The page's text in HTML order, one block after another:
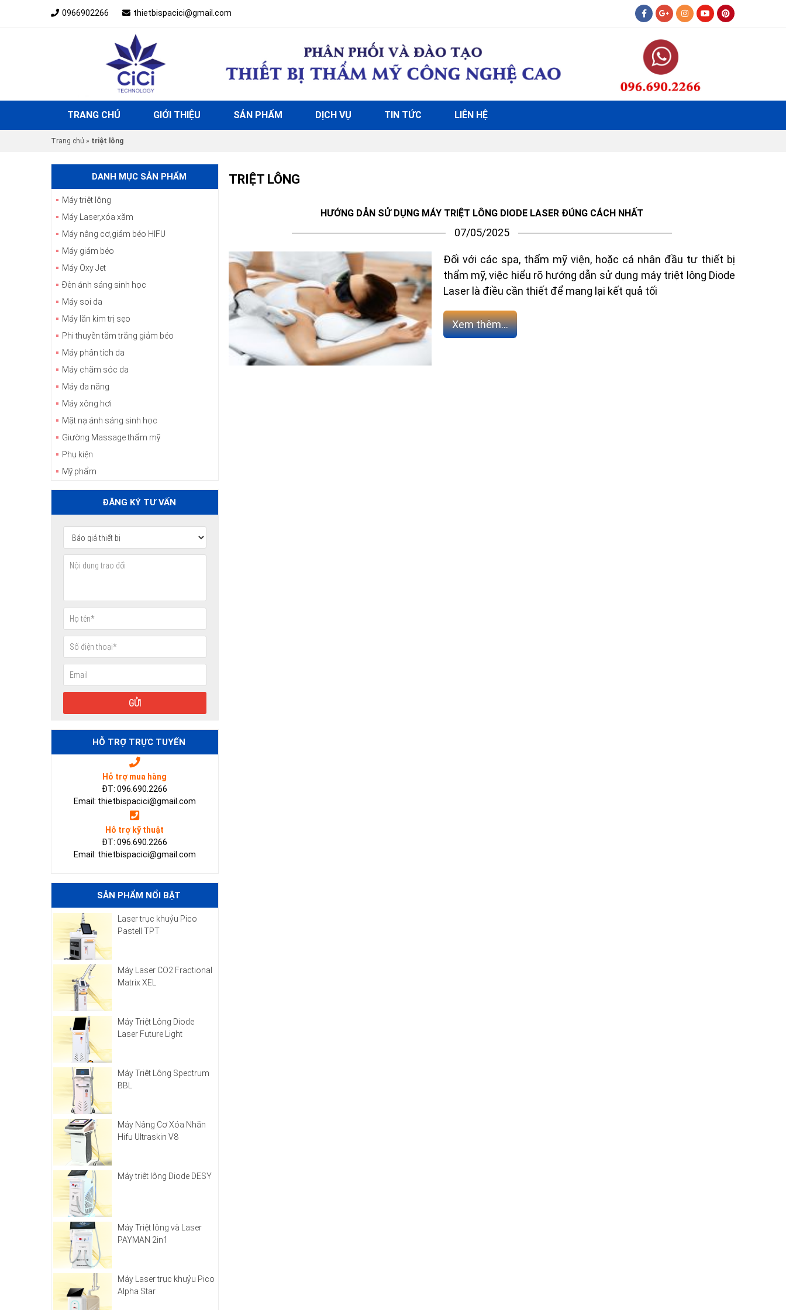
0966902266 thietbispacici@gmail.com
TRANG CHỦ GIỚI THIỆU SẢN PHẨM DỊCH VỤ TIN TỨC LIÊN HỆ
Trang chủ » triệt lông
TRIỆT LÔNG
HƯỚNG DẪN SỬ DỤNG MÁY TRIỆT LÔNG DIODE LASER ĐÚNG CÁCH NHẤT
07/05/2025
Đối với các spa, thẩm mỹ viện, hoặc cá nhân đầu tư thiết bị
thẩm mỹ, việc hiểu rõ hướng dẫn sử dụng máy triệt lông Diode
Laser là điều cần thiết để mang lại kết quả tối
Xem thêm...
DANH MỤC SẢN PHẨM
Máy triệt lông
Máy Laser,xóa xăm
Máy nâng cơ,giảm béo HIFU
Máy giảm béo
Máy Oxy Jet
Đèn ánh sáng sinh học
Máy soi da
Máy lăn kim trị sẹo
Phi thuyền tắm trắng giảm béo
Máy phân tích da
Máy chăm sóc da
Máy đa năng
Máy xông hơi
Mặt nạ ánh sáng sinh học
Giường Massage thẩm mỹ
Phụ kiện
Mỹ phẩm
ĐĂNG KÝ TƯ VẤN
HỖ TRỢ TRỰC TUYẾN
Hỗ trợ mua hàng
ĐT: 096.690.2266
Email: thietbispacici@gmail.com
Hỗ trợ kỹ thuật
ĐT: 096.690.2266
Email: thietbispacici@gmail.com
SẢN PHẨM NỔI BẬT
Laser trục khuỷu Pico
Pastell TPT
Máy Laser CO2 Fractional
Matrix XEL
Máy Triệt Lông Diode
Laser Future Light
Máy Triệt Lông Spectrum
BBL
Máy Nâng Cơ Xóa Nhăn
Hifu Ultraskin V8
Máy triệt lông Diode DESY
Máy Triệt lông và Laser
PAYMAN 2in1
Máy Laser trục khuỷu Pico
Alpha Star